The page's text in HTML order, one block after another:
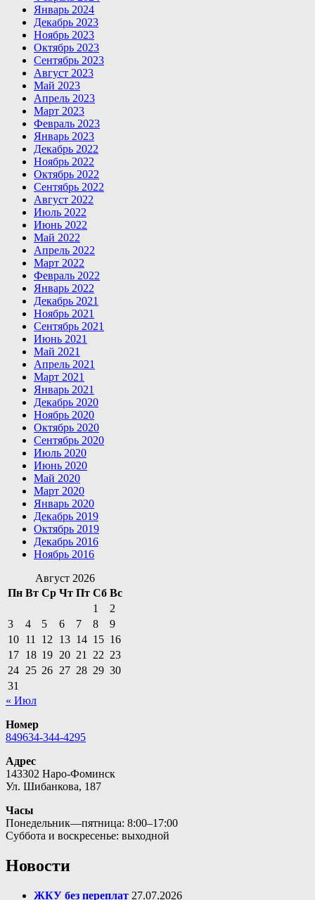
Январь 2024
Декабрь 2023
Ноябрь 2023
Октябрь 2023
Сентябрь 2023
Август 2023
Май 2023
Апрель 2023
Март 2023
Февраль 2023
Январь 2023
Декабрь 2022
Ноябрь 2022
Октябрь 2022
Сентябрь 2022
Август 2022
Июль 2022
Июнь 2022
Май 2022
Апрель 2022
Март 2022
Февраль 2022
Январь 2022
Декабрь 2021
Ноябрь 2021
Сентябрь 2021
Июнь 2021
Май 2021
Апрель 2021
Март 2021
Январь 2021
Декабрь 2020
Ноябрь 2020
Октябрь 2020
Сентябрь 2020
Июль 2020
Июнь 2020
Май 2020
Март 2020
Январь 2020
Декабрь 2019
Октябрь 2019
Декабрь 2016
Ноябрь 2016
Август 2026
Пн Вт Ср Чт Пт Сб Вс
1
2
3
4 5 6 7 8
9
10 11 12 13 14 15 16
17 18 19 20 21 22 23
24 25 26 27 28 29 30
31
« Июл
Номер
849634-344-4295
Адрес
143302 Наро-Фоминск
Ул. Шибанкова, 187
Часы
Понедельник—пятница: 8:00–17:00
Суббота и воскресенье: выходной
Новости
ЖКУ без переплат 27.07.2026